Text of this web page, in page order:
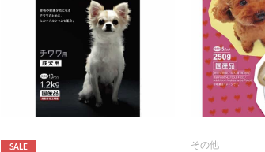
SALE
その他